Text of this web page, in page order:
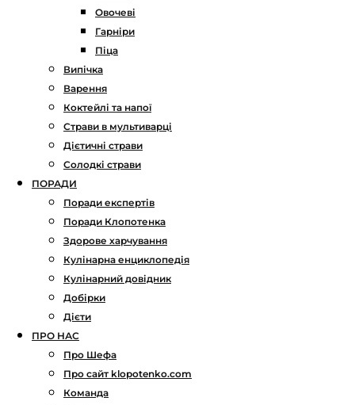
Овочеві
Гарніри
Піца
Випічка
Варення
Коктейлі та напої
Страви в мультиварці
Дієтичні страви
Солодкі страви
ПОРАДИ
Поради експертів
Поради Клопотенка
Здорове харчування
Кулінарна енциклопедія
Кулінарний довідник
Добірки
Дієти
ПРО НАС
Про Шефа
Про сайт klopotenko.com
Команда